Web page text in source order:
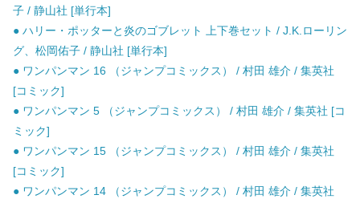
子 / 静山社 [単行本]
● ハリー・ポッターと炎のゴブレット 上下巻セット / J.K.ローリン
グ、松岡佑子 / 静山社 [単行本]
● ワンパンマン 16 （ジャンプコミックス） / 村田 雄介 / 集英社
[コミック]
● ワンパンマン 5 （ジャンプコミックス） / 村田 雄介 / 集英社 [コ
ミック]
● ワンパンマン 15 （ジャンプコミックス） / 村田 雄介 / 集英社
[コミック]
● ワンパンマン 14 （ジャンプコミックス） / 村田 雄介 / 集英社